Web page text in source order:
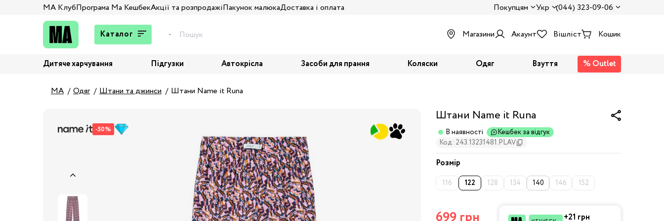
МА КлубПрограма Ма КешбекАкції та розпродажіПакунок малюкаДоставка і оплата Покупцям Укр (044) 323-09-06
Каталог
Штани та джинси
Жакети та піджаки
Кардигани та світшоти
Колготи та шкарпетки
Купальники та плавки
Магазини Акаунт Вішліст Кошик
Дитяче харчування Підгузки Автокрісла Засоби для прання Коляски Одяг Взуття % Outlet
MA Одяг Штани та джинси Штани Name it Runa
-50%
Штани Name it Runa
В наявності
Кешбек за відгук
Код: 243.13231481.PLAV
Розмір
116 122 128 134 140 146 152
699 грн +21 грн